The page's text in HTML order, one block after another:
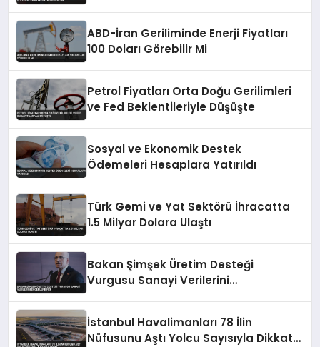
ABD-İran Geriliminde Enerji Fiyatları
100 Doları Görebilir Mi
Petrol Fiyatları Orta Doğu Gerilimleri
ve Fed Beklentileriyle Düşüşte
Sosyal ve Ekonomik Destek
Ödemeleri Hesaplara Yatırıldı
Türk Gemi ve Yat Sektörü İhracatta
1.5 Milyar Dolara Ulaştı
Bakan Şimşek Üretim Desteği
Vurgusu Sanayi Verilerini
İstanbul Havalimanları 78 İlin
Nüfusunu Aştı Yolcu Sayısıyla Dikkat